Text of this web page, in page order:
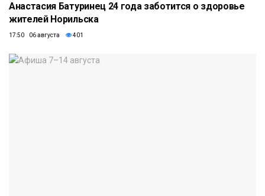
Анастасия Батуринец 24 года заботится о здоровье
жителей Норильска
17:50 06 августа 401